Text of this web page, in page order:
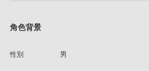
角色背景
性別 男